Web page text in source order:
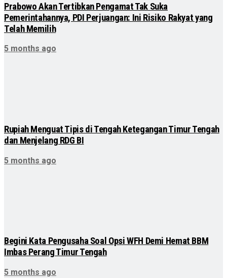
Prabowo Akan Tertibkan Pengamat Tak Suka
Pemerintahannya, PDI Perjuangan: Ini Risiko Rakyat yang
Telah Memilih
5 months ago
Rupiah Menguat Tipis di Tengah Ketegangan Timur Tengah
dan Menjelang RDG BI
5 months ago
Begini Kata Pengusaha Soal Opsi WFH Demi Hemat BBM
Imbas Perang Timur Tengah
5 months ago